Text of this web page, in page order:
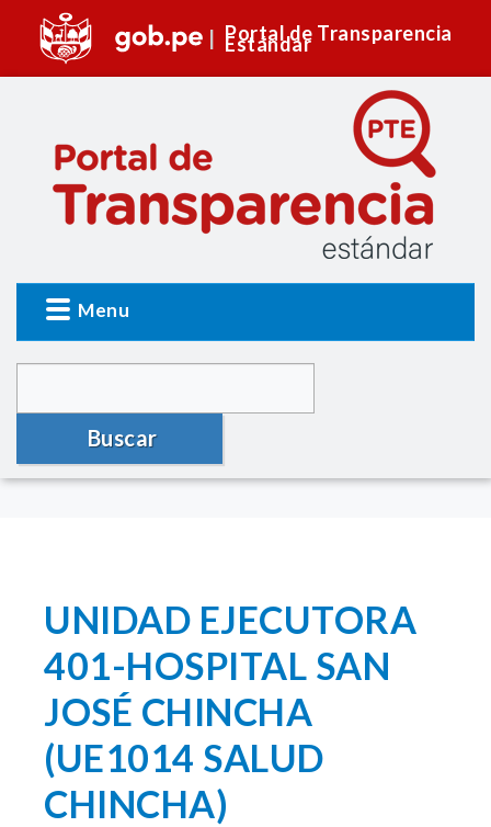
Portal de Transparencia
Estándar
Menu
Buscar
UNIDAD EJECUTORA
401-HOSPITAL SAN
JOSÉ CHINCHA
(UE1014 SALUD
CHINCHA)